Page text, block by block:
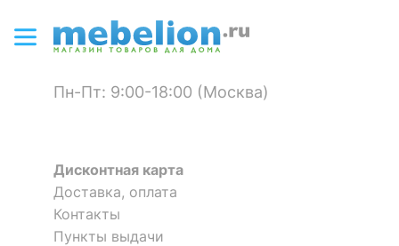
Пн-Пт: 9:00-18:00 (Москва)
Дисконтная карта
Доставка, оплата
Контакты
Пункты выдачи